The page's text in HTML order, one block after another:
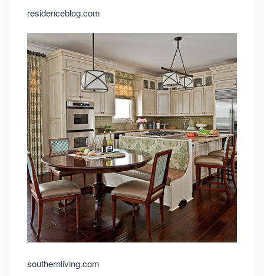
residenceblog.com
southernliving.com